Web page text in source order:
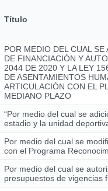
Título
POR MEDIO DEL CUAL
DE FINANCIACIÓN Y
2044 DE 2020 Y LA LEY
DE ASENTAMIENTOS
ARTICULACIÓN CON EL
MEDIANO PLAZO
“Por medio del cual se
estadio y la unidad
Por medio del cual se
con el Programa
Por medio del cual se
presupuestos de vigencias